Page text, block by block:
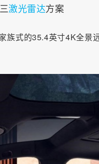
三激光雷达方案
族式的35.4英寸4K全